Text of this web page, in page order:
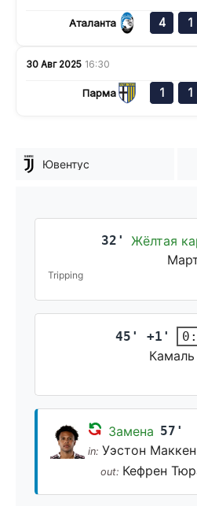
Аталанта 4 1
30 Авг 2025 16:30
Парма 1 1
Ювентус
32'
Жёлтая
Tripping
45' +1'
Замена 57'
in: Уэстон
out: Кефрен